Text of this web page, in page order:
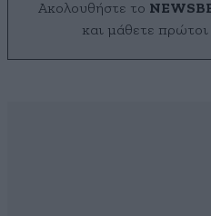
Ακολουθήστε το
και μάθετε πρώτοι